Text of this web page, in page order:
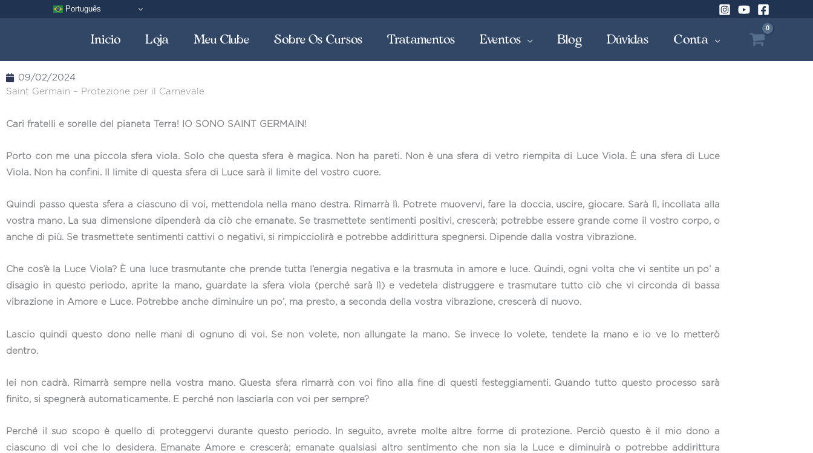
Português
Inicio Loja Meu Clube Sobre Os Cursos Tratamentos Eventos Blog Dúvidas Conta
09/02/2024
Saint Germain – Protezione per il Carnevale
Cari fratelli e sorelle del pianeta Terra! IO SONO SAINT GERMAIN!
Porto con me una piccola sfera viola. Solo che questa sfera è magica. Non ha pareti. Non è una sfera di vetro riempita di Luce Viola. È una sfera di Luce
Viola. Non ha confini. Il limite di questa sfera di Luce sarà il limite del vostro cuore.
Quindi passo questa sfera a ciascuno di voi, mettendola nella mano destra. Rimarrà lì. Potrete muovervi, fare la doccia, uscire, giocare. Sarà lì, incollata alla
vostra mano. La sua dimensione dipenderà da ciò che emanate. Se trasmettete sentimenti positivi, crescerà; potrebbe essere grande come il vostro corpo, o
anche di più. Se trasmettete sentimenti cattivi o negativi, si rimpicciolirà e potrebbe addirittura spegnersi. Dipende dalla vostra vibrazione.
Che cos’è la Luce Viola? È una luce trasmutante che prende tutta l’energia negativa e la trasmuta in amore e luce. Quindi, ogni volta che vi sentite un po’ a
disagio in questo periodo, aprite la mano, guardate la sfera viola (perché sarà lì) e vedetela distruggere e trasmutare tutto ciò che vi circonda di bassa
vibrazione in Amore e Luce. Potrebbe anche diminuire un po’, ma presto, a seconda della vostra vibrazione, crescerà di nuovo.
Lascio quindi questo dono nelle mani di ognuno di voi. Se non volete, non allungate la mano. Se invece lo volete, tendete la mano e io ve lo metterò
dentro.
lei non cadrà. Rimarrà sempre nella vostra mano. Questa sfera rimarrà con voi fino alla fine di questi festeggiamenti. Quando tutto questo processo sarà
finito, si spegnerà automaticamente. E perché non lasciarla con voi per sempre?
Perché il suo scopo è quello di proteggervi durante questo periodo. In seguito, avrete molte altre forme di protezione. Perciò questo è il mio dono a
ciascuno di voi che lo desidera. Emanate Amore e crescerà; emanate qualsiasi altro sentimento che non sia la Luce e diminuirà o potrebbe addirittura